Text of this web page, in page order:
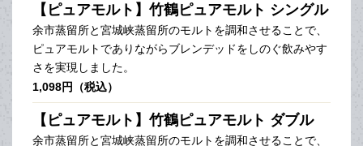
【ピュアモルト】竹鶴ピュアモルト シングル
余市蒸留所と宮城峡蒸留所のモルトを調和させることで、
ピュアモルトでありながらブレンデッドをしのぐ飲みやす
さを実現しました。
1,098円（税込）
【ピュアモルト】竹鶴ピュアモルト ダブル
余市蒸留所と宮城峡蒸留所のモルトを調和させることで、